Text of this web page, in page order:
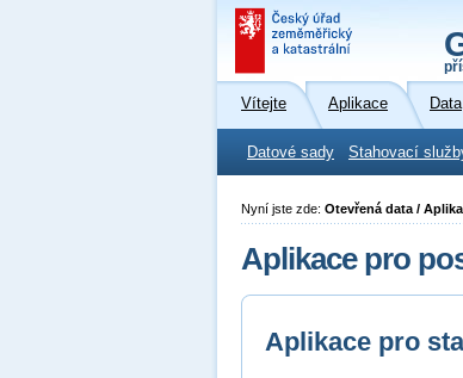
Vítejte Aplikace Data
Datové sady Stahovací
Nyní jste zde: Otevřená data /
Aplikace pro
Aplikace pro